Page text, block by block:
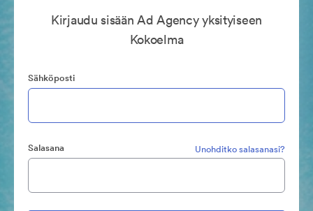
Kirjaudu sisään Ad Agency yksityiseen
Kokoelma
Sähköposti
Salasana Unohditko salasanasi?